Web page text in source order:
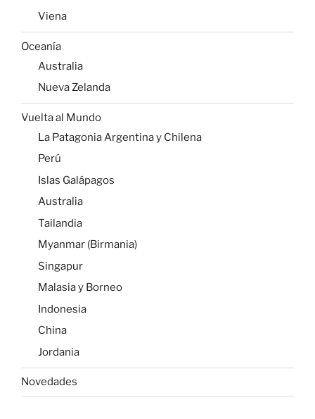
Viena
Oceanía
Australia
Nueva Zelanda
Vuelta al Mundo
La Patagonia Argentina y Chilena
Perú
Islas Galápagos
Australia
Tailandia
Myanmar (Birmania)
Singapur
Malasia y Borneo
Indonesia
China
Jordania
Novedades